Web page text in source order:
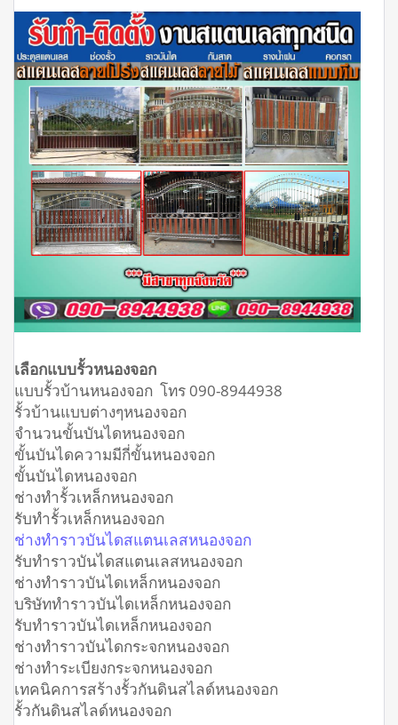
เลือกแบบรั้วหนองจอก
แบบรั้วบ้านหนองจอก โทร 090-8944938
รั้วบ้านแบบต่างๆหนองจอก
จำนวนขั้นบันไดหนองจอก
ขั้นบันไดความมีกี่ขั้นหนองจอก
ขั้นบันไดหนองจอก
ช่างทำรั้วเหล็กหนองจอก
รับทำรั้วเหล็กหนองจอก
ช่างทำราวบันไดสแตนเลสหนองจอก
รับทำราวบันไดสแตนเลสหนองจอก
ช่างทำราวบันไดเหล็กหนองจอก
บริษัททำราวบันไดเหล็กหนองจอก
รับทำราวบันไดเหล็กหนองจอก
ช่างทำราวบันไดกระจกหนองจอก
ช่างทำระเบียงกระจกหนองจอก
เทคนิคการสร้างรั้วกันดินสไลด์หนองจอก
รั้วกันดินสไลด์หนองจอก